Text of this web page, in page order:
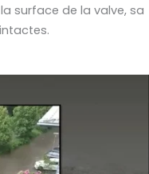
surface de la valve, sa